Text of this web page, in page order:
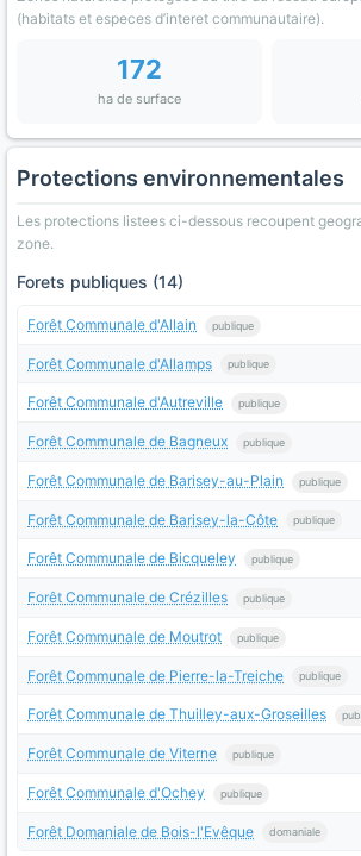
(habitats et especes d’interet communautaire).
172
ha de surface
Protections environnementales
Les protections listees ci-dessous recoupent
zone.
Forets publiques (14)
Forêt Communale d'Allain publique
Forêt Communale d'Allamps publique
Forêt Communale d'Autreville publique
Forêt Communale de Bagneux publique
Forêt Communale de Barisey-au-Plain publique
Forêt Communale de Barisey-la-Côte publique
Forêt Communale de Bicqueley publique
Forêt Communale de Crézilles publique
Forêt Communale de Moutrot publique
Forêt Communale de Pierre-la-Treiche publique
Forêt Communale de Thuilley-aux-Groseilles
Forêt Communale de Viterne publique
Forêt Communale d'Ochey publique
Forêt Domaniale de Bois-l'Evêque domaniale